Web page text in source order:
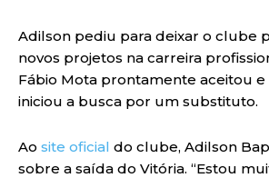
Adilson pediu para deixar o clube
novos projetos na carreira
Fábio Mota prontamente aceitou e
iniciou a busca por um substituto.
Ao site oficial do clube, Adilson
sobre a saída do Vitória. “Estou